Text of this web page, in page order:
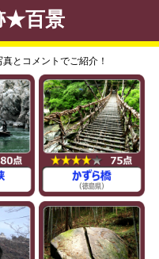
★百景
とコメントでご紹介！